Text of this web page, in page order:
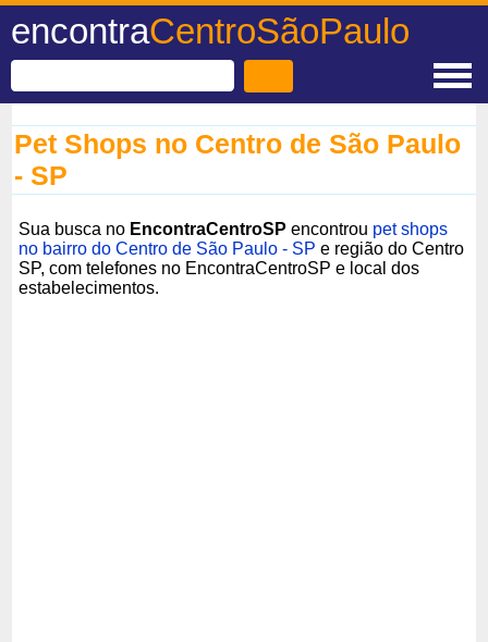
encontraCentroSãoPaulo
Pet Shops no Centro de São Paulo
- SP
Sua busca no EncontraCentroSP encontrou pet shops
no bairro do Centro de São Paulo - SP e região do Centro
SP, com telefones no EncontraCentroSP e local dos
estabelecimentos.